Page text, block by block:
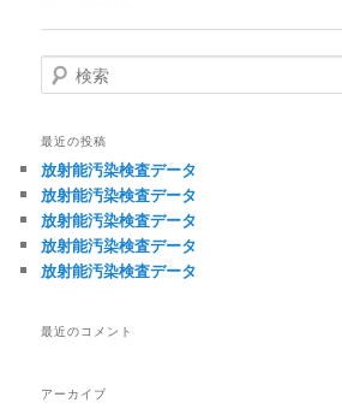
ナ
ビ
ゲ
シ
ョ
ン
検
索
最近の投稿
放射能汚染検査データ
放射能汚染検査データ
放射能汚染検査データ
放射能汚染検査データ
放射能汚染検査データ
最近のコメント
アーカイブ